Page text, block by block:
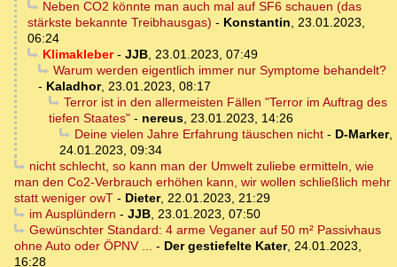
Neben CO2 könnte man auch mal auf SF6 schauen (das
stärkste bekannte Treibhausgas) - Konstantin, 23.01.2023,
06:24
Klimakleber- JJB, 23.01.2023, 07:49
Warum werden eigentlich immer nur Symptome behandelt?
- Kaladhor, 23.01.2023, 08:17
Terror ist in den allermeisten Fällen "Terror im Auftrag des
tiefen Staates" - nereus, 23.01.2023, 14:26
Deine vielen Jahre Erfahrung täuschen nicht- D-Marker,
24.01.2023, 09:34
nicht schlecht, so kann man der Umwelt zuliebe ermitteln, wie
man den Co2-Verbrauch erhöhen kann, wir wollen schließlich mehr
statt weniger owT - Dieter, 22.01.2023, 21:29
im Ausplündern - JJB, 23.01.2023, 07:50
Gewünschter Standard: 4 arme Veganer auf 50 m² Passivhaus
ohne Auto oder ÖPNV ... - Der gestiefelte Kater, 24.01.2023,
16:28